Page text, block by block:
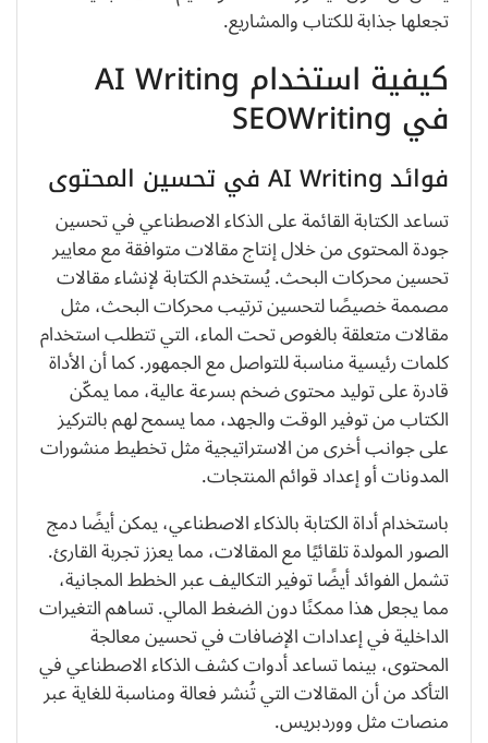
تجعلها جذابة للكتاب والمشاريع.
كيفية استخدام AI Writing
في SEOWriting
فوائد AI Writing في تحسين المحتوى
تساعد الكتابة القائمة على الذكاء الاصطناعي في تحسين
جودة المحتوى من خلال إنتاج مقالات متوافقة مع معايير
تحسين محركات البحث. يُستخدم الكتابة لإنشاء مقالات
مصممة خصيصًا لتحسين ترتيب محركات البحث، مثل
مقالات متعلقة بالغوص تحت الماء، التي تتطلب استخدام
كلمات رئيسية مناسبة للتواصل مع الجمهور. كما أن الأداة
قادرة على توليد محتوى ضخم بسرعة عالية، مما يمكّن
الكتاب من توفير الوقت والجهد، مما يسمح لهم بالتركيز
على جوانب أخرى من الاستراتيجية مثل تخطيط منشورات
المدونات أو إعداد قوائم المنتجات.
باستخدام أداة الكتابة بالذكاء الاصطناعي، يمكن أيضًا دمج
الصور المولدة تلقائيًا مع المقالات، مما يعزز تجربة القارئ.
تشمل الفوائد أيضًا توفير التكاليف عبر الخطط المجانية،
مما يجعل هذا ممكنًا دون الضغط المالي. تساهم التغيرات
الداخلية في إعدادات الإضافات في تحسين معالجة
المحتوى، بينما تساعد أدوات كشف الذكاء الاصطناعي في
التأكد من أن المقالات التي تُنشر فعالة ومناسبة للغاية عبر
منصات مثل ووردبريس.